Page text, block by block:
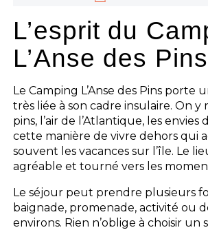
L’esprit du
L’Anse des Pins
Le Camping L’Anse des Pins porte
très liée à son cadre insulaire. On y
pins, l’air de l’Atlantique, les envies
cette manière de vivre dehors qui
souvent les vacances sur l’île. Le
agréable et tourné vers les
Le séjour peut prendre plusieurs
baignade, promenade, activité ou
environs. Rien n’oblige à choisir un